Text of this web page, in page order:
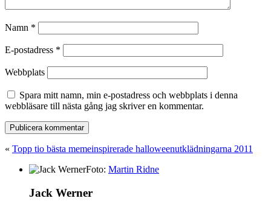
Namn *
E-postadress *
Webbplats
Spara mitt namn, min e-postadress och webbplats i denna
webbläsare till nästa gång jag skriver en kommentar.
« Topp tio bästa memeinspirerade halloweenutklädningarna 2011
Foto: Martin Ridne
Jack Werner